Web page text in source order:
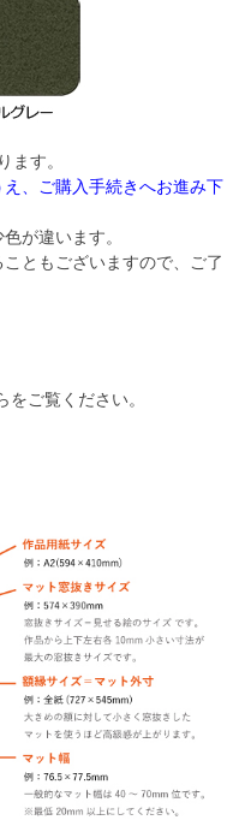
ます。
、ご購入手続きへお進み下
が違います。
ともございますので、ご了
ご覧ください。